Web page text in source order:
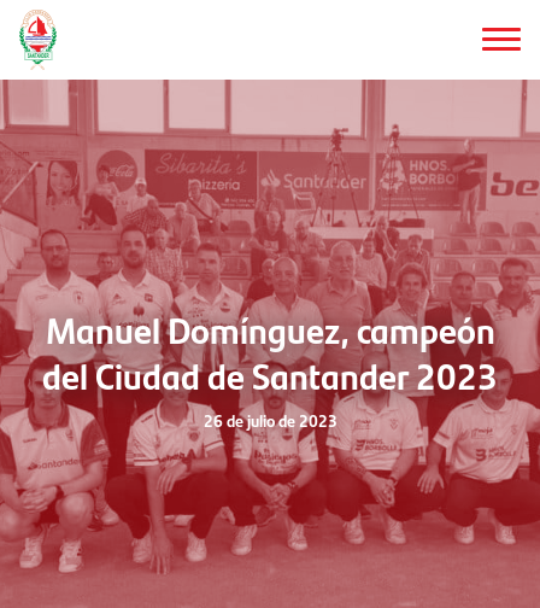
Saltar
al
contenido
principal
Manuel Domínguez, campeón
del Ciudad de Santander 2023
26 de julio de 2023